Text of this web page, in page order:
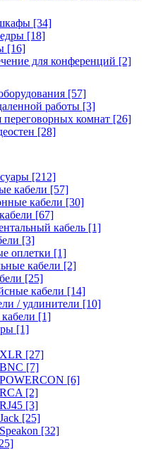
[34]
[18]
[16]
для конференций [2]
[57]
работы [3]
комнат [26]
[28]
[212]
кабели [57]
кабели [30]
[67]
кабель [1]
[3]
оплетки [1]
кабели [2]
[25]
кабели [14]
/ удлинители [10]
[1]
[1]
[27]
[7]
[6]
[2]
[3]
[25]
[32]